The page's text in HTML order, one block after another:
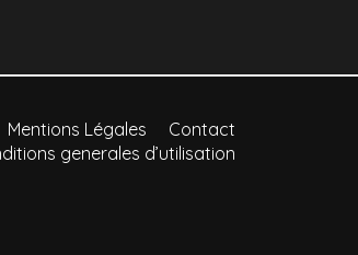
Contact
Mentions Légales
generales d’utilisation